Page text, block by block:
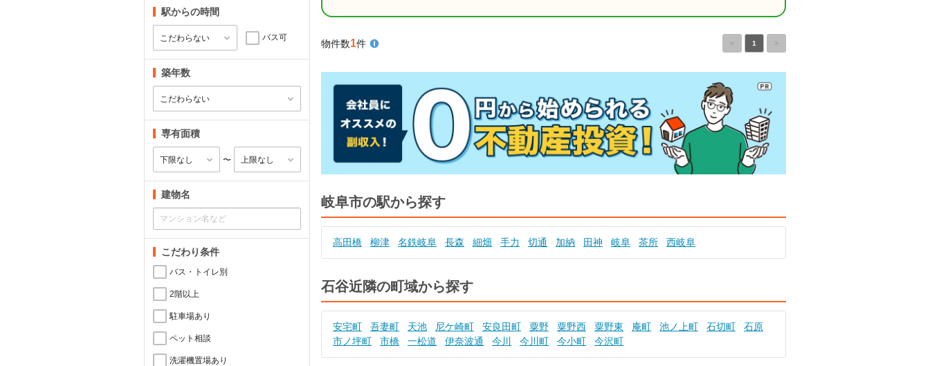
駅からの時間
バス可
築年数
専有面積
〜
建物名
こだわり条件
バス・トイレ別
2階以上
駐車場あり
ペット相談
洗濯機置場あり
物件数1件 < 1 >
岐阜市の駅から探す
高田橋 柳津 名鉄岐阜 長森 細畑 手力 切通 加納 田神 岐阜 茶所 西岐阜
石谷近隣の町域から探す
安宅町 吾妻町 天池 尼ケ崎町 安良田町 粟野 粟野西 粟野東 庵町 池ノ上町 石切町
石原
市ノ坪町
市橋 一松道 伊奈波通 今川 今川町 今小町 今沢町